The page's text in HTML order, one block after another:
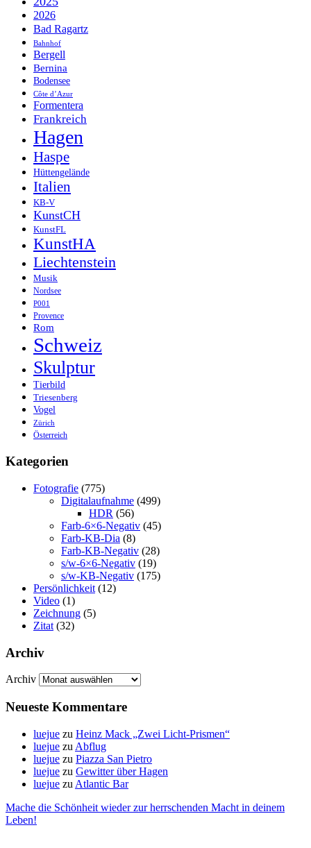
2026
Bad Ragartz
Bahnhof
Bergell
Bernina
Bodensee
Côte d’Azur
Formentera
Frankreich
Hagen
Haspe
Hüttengelände
Italien
KB-V
KunstCH
KunstFL
KunstHA
Liechtenstein
Musik
Nordsee
P001
Provence
Rom
Schweiz
Skulptur
Tierbild
Triesenberg
Vogel
Zürich
Österreich
Kategorien
Fotografie (775)
Digitalaufnahme (499)
HDR (56)
Farb-6×6-Negativ (45)
Farb-KB-Dia (8)
Farb-KB-Negativ (28)
s/w-6×6-Negativ (19)
s/w-KB-Negativ (175)
Persönlichkeit (12)
Video (1)
Zeichnung (5)
Zitat (32)
Archiv
Archiv
Neueste Kommentare
luejue zu Heinz Mack „Zwei Licht-Prismen“
luejue zu Abflug
luejue zu Piazza San Pietro
luejue zu Gewitter über Hagen
luejue zu Atlantic Bar
Mache die Schönheit wieder zur herrschenden Macht in deinem
Leben!